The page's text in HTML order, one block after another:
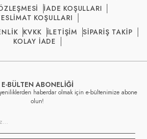
İADE KOŞULLARI
KOŞULLARI
KVKK İLETİŞİM
SİPARİŞ TAKİP
KOLAY İADE
E-BÜLTEN ABONELİĞİ
yeniliklerden haberdar olmak için e-bültenimize abone
olun!